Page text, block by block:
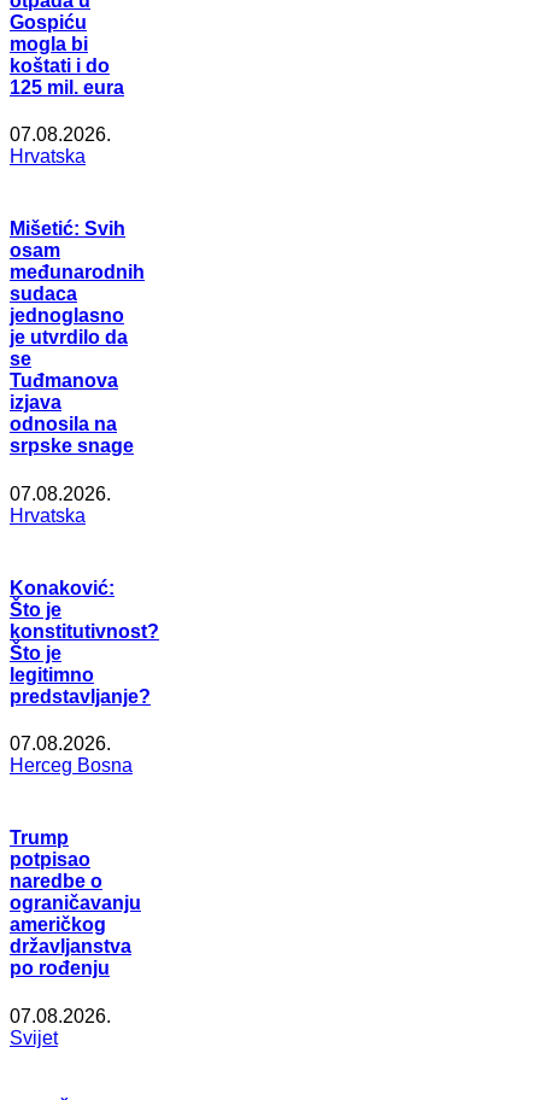
Gospiću
mogla bi
koštati i do
125 mil. eura
07.08.2026.
Hrvatska
Mišetić: Svih
osam
međunarodnih
sudaca
jednoglasno
je utvrdilo da
se
Tuđmanova
izjava
odnosila na
srpske snage
07.08.2026.
Hrvatska
Konaković:
Što je
konstitutivnost?
Što je
legitimno
predstavljanje?
07.08.2026.
Herceg Bosna
Trump
potpisao
naredbe o
ograničavanju
američkog
državljanstva
po rođenju
07.08.2026.
Svijet